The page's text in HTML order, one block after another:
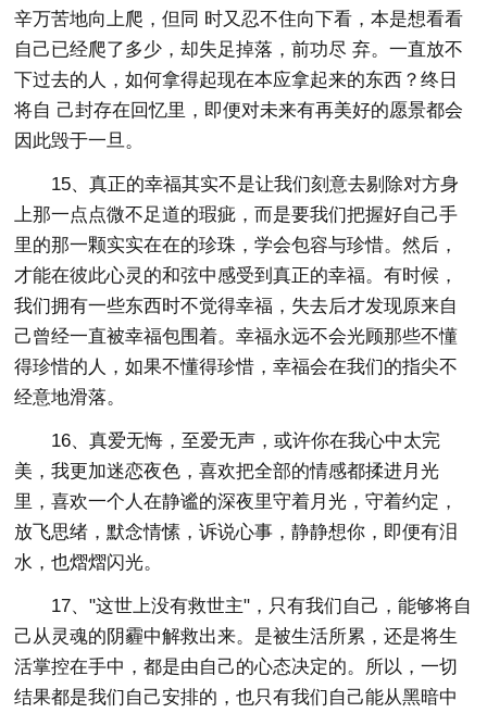
辛万苦地向上爬，但同 时又忍不住向下看，本是想看看
自己已经爬了多少，却失足掉落，前功尽 弃。一直放不
下过去的人，如何拿得起现在本应拿起来的东西？终日
将自 己封存在回忆里，即便对未来有再美好的愿景都会
因此毁于一旦。
15、真正的幸福其实不是让我们刻意去剔除对方身
上那一点点微不足道的瑕疵，而是要我们把握好自己手
里的那一颗实实在在的珍珠，学会包容与珍惜。然后，
才能在彼此心灵的和弦中感受到真正的幸福。有时候，
我们拥有一些东西时不觉得幸福，失去后才发现原来自
己曾经一直被幸福包围着。幸福永远不会光顾那些不懂
得珍惜的人，如果不懂得珍惜，幸福会在我们的指尖不
经意地滑落。
16、真爱无悔，至爱无声，或许你在我心中太完
美，我更加迷恋夜色，喜欢把全部的情感都揉进月光
里，喜欢一个人在静谧的深夜里守着月光，守着约定，
放飞思绪，默念情愫，诉说心事，静静想你，即便有泪
水，也熠熠闪光。
17、"这世上没有救世主"，只有我们自己，能够将自
己从灵魂的阴霾中解救出来。是被生活所累，还是将生
活掌控在手中，都是由自己的心态决定的。所以，一切
结果都是我们自己安排的，也只有我们自己能从黑暗中